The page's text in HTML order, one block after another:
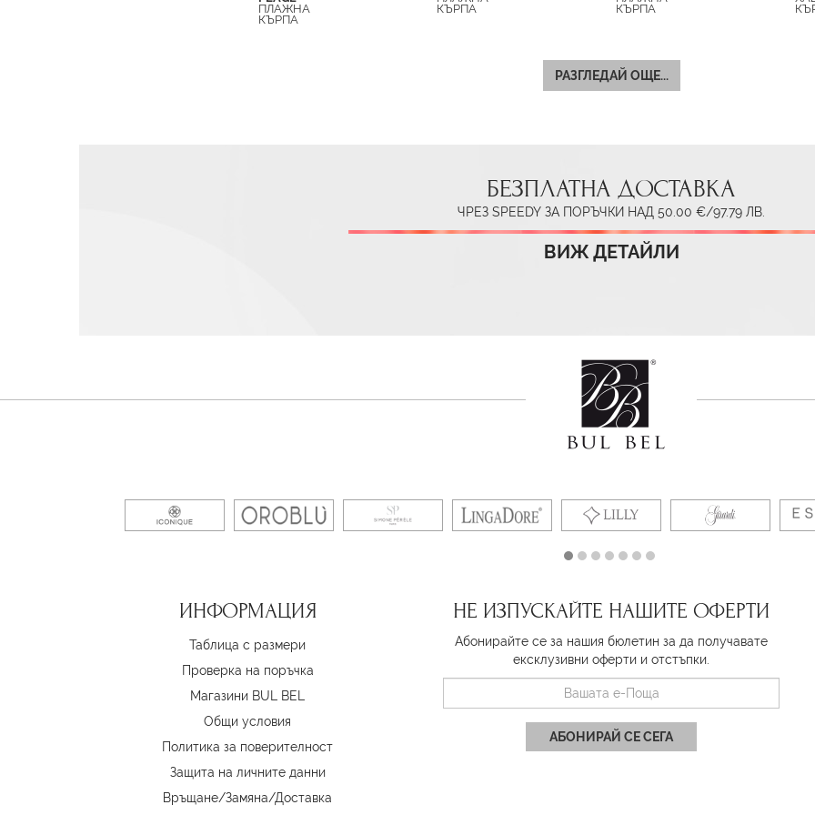
ПЛАЖНА
КЪРПА
КЪРПА
КЪРПА
РАЗГЛЕДАЙ ОЩЕ...
БЕЗПЛАТНА ДОСТАВКА
ЧРЕЗ SPEEDY ЗА ПОРЪЧКИ НАД 50.00 €/97.79 ЛВ.
ВИЖ ДЕТАЙЛИ
ИНФОРМАЦИЯ
Таблица с размери
Проверка на поръчка
Магазини BUL BEL
Oбщи условия
Политика за поверителност
Защита на личните данни
Връщане/Замяна/Доставка
НЕ ИЗПУСКАЙТЕ НАШИТЕ ОФЕРТИ
Абонирайте се за нашия бюлетин за да получавате
ексклузивни оферти и отстъпки.
АБОНИРАЙ СЕ СЕГА